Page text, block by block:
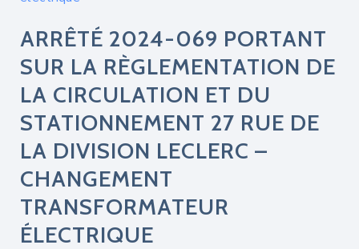
ARRÊTÉ 2024-069 PORTANT
SUR LA RÈGLEMENTATION DE
LA CIRCULATION ET DU
STATIONNEMENT 27 RUE DE
LA DIVISION LECLERC –
CHANGEMENT
TRANSFORMATEUR
ÉLECTRIQUE